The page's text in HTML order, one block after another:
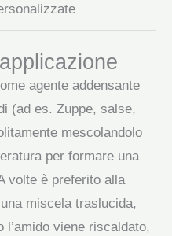
agente addensante
(ad es. Zuppe, salse,
mescolandolo
per formare una
volte è preferito alla
miscela traslucida,
l’amido viene riscaldato,